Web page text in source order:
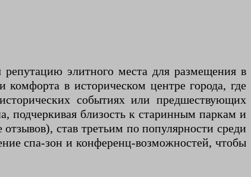
репутацию элитного места для размещения в
в историческом центре города, где
событиях или предшествующих
подчеркивая близость к старинным паркам и
став третьим по популярности среди
спа-зон и конференц-возможностей, чтобы